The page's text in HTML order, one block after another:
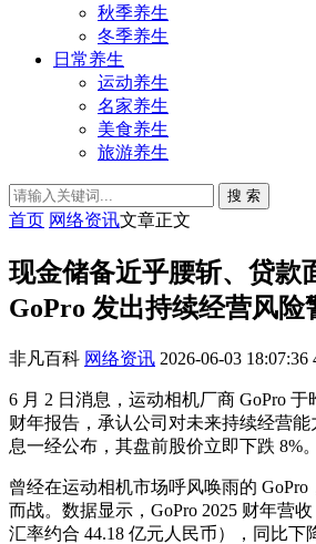
秋季养生
冬季养生
日常养生
运动养生
名家养生
美食养生
旅游养生
搜 索
首页 网络资讯文章正文
现金储备近乎腰斩、贷款
GoPro 发出持续经营风险
非凡百科 网络资讯 2026-06-03 18:07:36
6 月 2 日消息，运动相机厂商 GoPro 于
财年报告，承认公司对未来持续经营能
息一经公布，其盘前股价立即下跌 8%。
曾经在运动相机市场呼风唤雨的
而战。数据显示，GoPro 2025 财年营
汇率约合 44.18 亿元人民币），同比下